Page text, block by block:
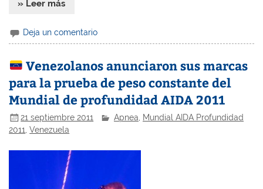
» Leer más
Deja un comentario
Venezolanos anunciaron sus marcas
para la prueba de peso constante del
Mundial de profundidad AIDA 2011
21 septiembre 2011 Apnea
Mundial AIDA Profundidad
2011,Venezuela